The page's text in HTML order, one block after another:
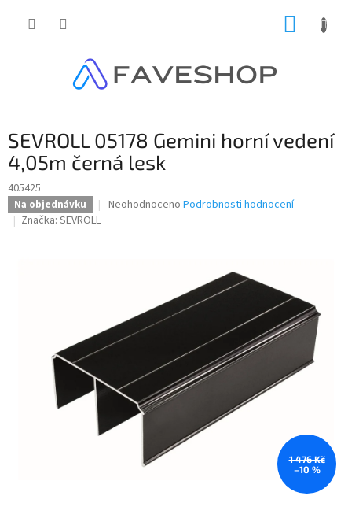
SEVROLL 05178 Gemini horní vedení
4,05m černá lesk
405425
Na objednávku
Průměrné
hvězdiček.
Neohodnoceno Podrobnosti hodnocení
Značka: SEVROLL
1 476 Kč
–10 %